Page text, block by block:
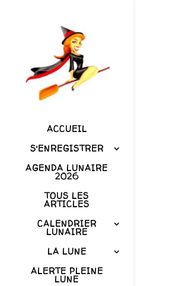
ACCUEIL
S’ENREGISTRER
AGENDA LUNAIRE
2026
TOUS LES
ARTICLES
CALENDRIER
LUNAIRE
LA LUNE
ALERTE PLEINE
LUNE